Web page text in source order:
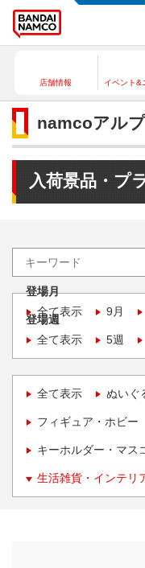
店舗情報 イベント&
namcoアル
入荷景品・プ
登場月
全て表示
9月
登場週
全て表示
5週
全て表示 ぬいぐ
フィギュア・ホビー
キーホルダー・マス
生活雑貨・インテリ